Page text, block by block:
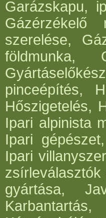
Garázskapu,
Gázérzékelő
szerelése,
földmunka,
pinceépítés,
Hőszigetelés,
Ipari alpinista
Ipari
Ipari
gyártása,